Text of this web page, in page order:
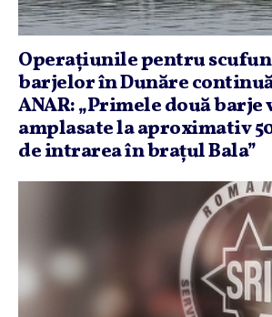
Operaţiunile pentru
barjelor în Dunăre
ANAR: „Primele două barje
amplasate la aproximativ
de intrarea în braţul Bala”